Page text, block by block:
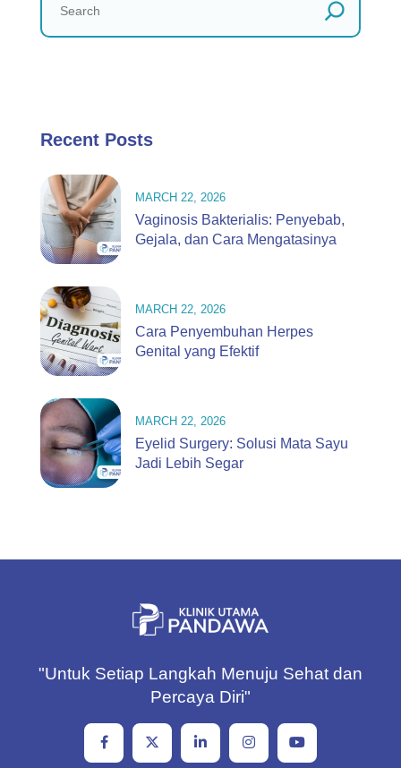
Recent Posts
MARCH 22, 2026
Vaginosis Bakterialis: Penyebab,
Gejala, dan Cara Mengatasinya
MARCH 22, 2026
Cara Penyembuhan Herpes
Genital yang Efektif
MARCH 22, 2026
Eyelid Surgery: Solusi Mata Sayu
Jadi Lebih Segar
"Untuk Setiap Langkah Menuju Sehat dan
Percaya Diri"